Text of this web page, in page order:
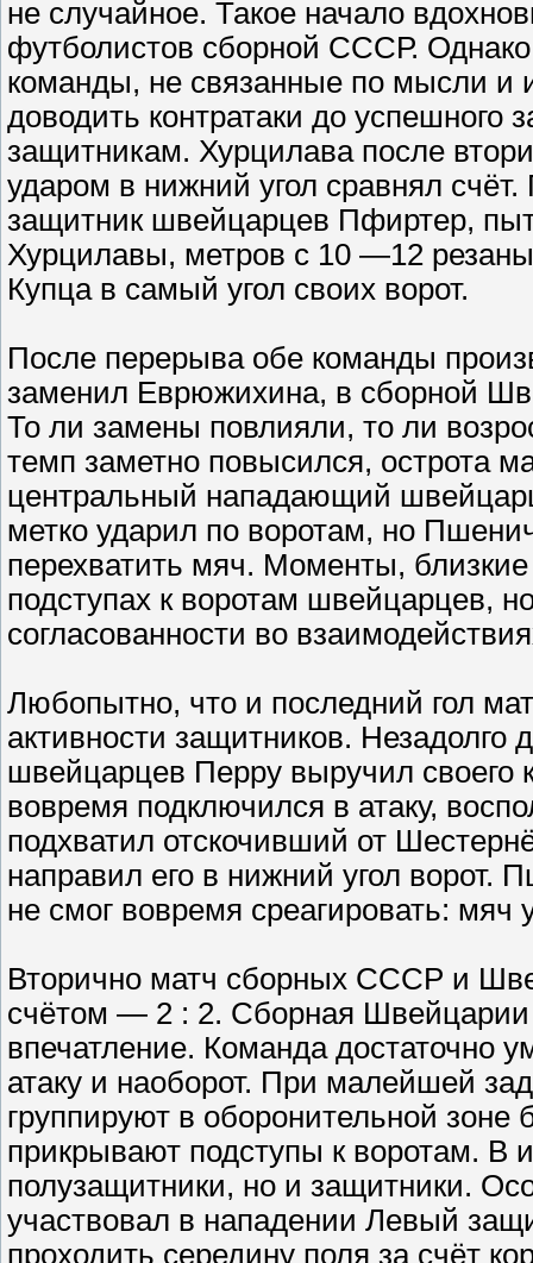
не случайное. Такое начало
футболистов сборной СССР.
команды, не связанные по мысли и
доводить контратаки до
защитникам. Хурцилава после
ударом в нижний угол сравнял
защитник швейцарцев Пфиртер,
Хурцилавы, метров с 10 —12
Купца в самый угол своих ворот.
После перерыва обе команды
заменил Еврюжихина, в сборной
То ли замены повлияли, то ли
темп заметно повысился, острота
центральный нападающий
метко ударил по воротам, но
перехватить мяч. Моменты,
подступах к воротам швейцарцев,
согласованности во
Любопытно, что и последний гол
активности защитников. Незадолго
швейцарцев Перру выручил
вовремя подключился в атаку,
подхватил отскочивший от
направил его в нижний угол ворот.
не смог вовремя среагировать: мяч
Вторично матч сборных СССР и
счётом — 2 : 2. Сборная Швейцарии
впечатление. Команда достаточно
атаку и наоборот. При малейшей
группируют в оборонительной зоне
прикрывают подступы к воротам. В
полузащитники, но и защитники.
участвовал в нападении Левый
проходить середину поля за счёт